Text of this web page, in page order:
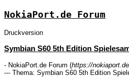
NokiaPort.de Forum
Druckversion
Symbian S60 5th Edition
- NokiaPort.de Forum (https://
--- Thema: Symbian S60 5th Edition